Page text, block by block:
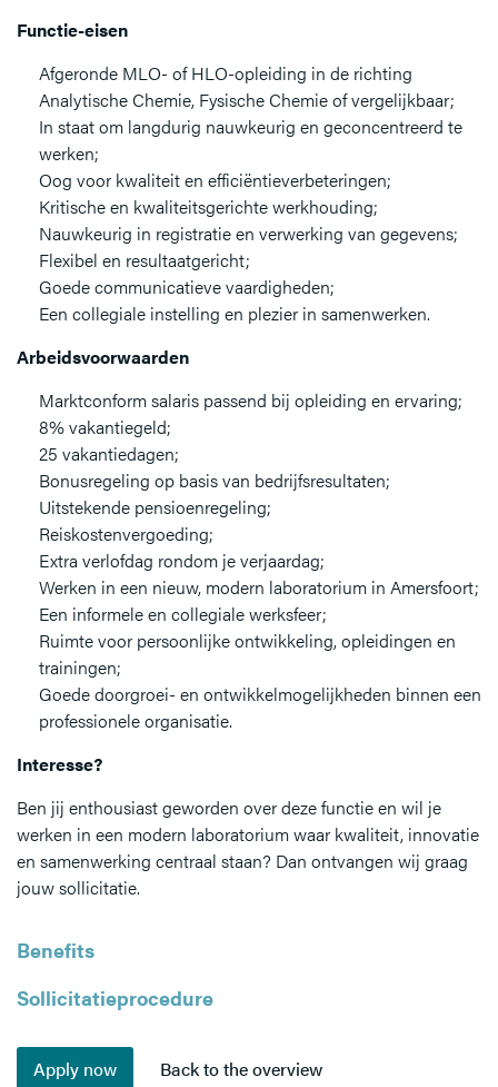
Functie-eisen
Afgeronde MLO- of HLO-opleiding in de richting
Analytische Chemie, Fysische Chemie of vergelijkbaar;
In staat om langdurig nauwkeurig en geconcentreerd te
werken;
Oog voor kwaliteit en efficiëntieverbeteringen;
Kritische en kwaliteitsgerichte werkhouding;
Nauwkeurig in registratie en verwerking van gegevens;
Flexibel en resultaatgericht;
Goede communicatieve vaardigheden;
Een collegiale instelling en plezier in samenwerken.
Arbeidsvoorwaarden
Marktconform salaris passend bij opleiding en ervaring;
8% vakantiegeld;
25 vakantiedagen;
Bonusregeling op basis van bedrijfsresultaten;
Uitstekende pensioenregeling;
Reiskostenvergoeding;
Extra verlofdag rondom je verjaardag;
Werken in een nieuw, modern laboratorium in Amersfoort;
Een informele en collegiale werksfeer;
Ruimte voor persoonlijke ontwikkeling, opleidingen en
trainingen;
Goede doorgroei- en ontwikkelmogelijkheden binnen een
professionele organisatie.
Interesse?
Ben jij enthousiast geworden over deze functie en wil je
werken in een modern laboratorium waar kwaliteit, innovatie
en samenwerking centraal staan? Dan ontvangen wij graag
jouw sollicitatie.
Benefits
Sollicitatieprocedure